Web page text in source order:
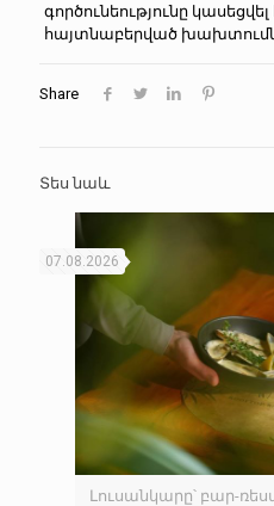
գործունեությունը
հայտնաբերված
Share
Տես նաև
Լուսանկարը՝ բար-
07.08.2026